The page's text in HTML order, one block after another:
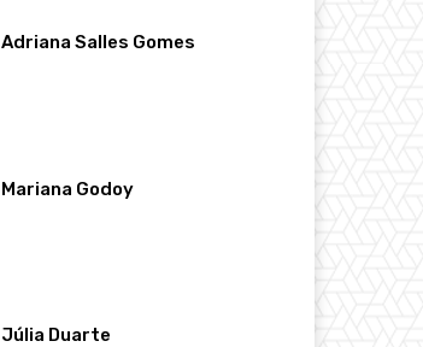
Adriana Salles Gomes
Mariana Godoy
Júlia Duarte